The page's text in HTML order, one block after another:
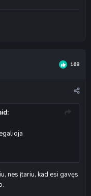
168
nes įtariu, kad esi gavęs